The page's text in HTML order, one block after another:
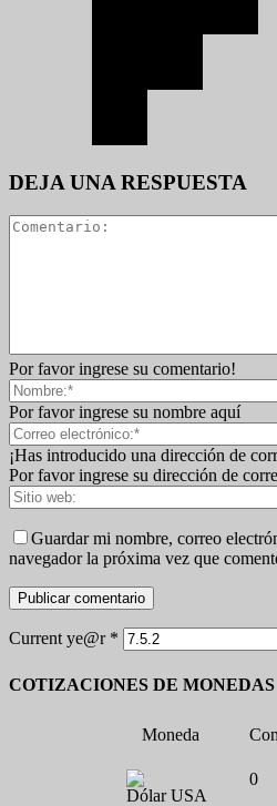
DEJA UNA RESPUESTA
Por favor ingrese su comentario!
Por favor ingrese su nombre aquí
¡Has introducido una dirección de
Por favor ingrese su dirección de
Guardar mi nombre, correo
navegador la próxima vez que
Current ye@r *
COTIZACIONES DE MONEDAS
Moneda
Dólar USA
0